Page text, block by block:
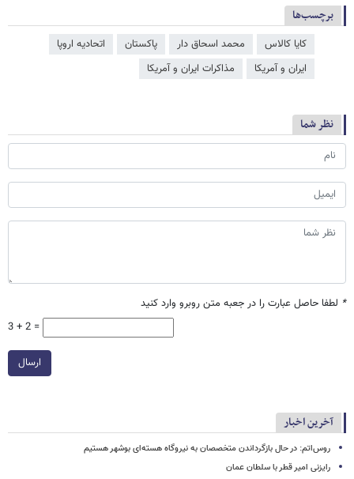
برچسب‌ها
کایا کالاس محمد اسحاق دار پاکستان
اتحادیه اروپا
ایران و آمریکا
مذاکرات ایران و آمریکا
نظر شما
* لطفا حاصل عبارت را در جعبه متن روبرو وارد کنید
3 + 2 =
ارسال
آخرین اخبار
روس‌اتم: در حال بازگرداندن متخصصان به نیروگاه هسته‌ای بوشهر هستیم
رایزنی امیر قطر با سلطان عمان